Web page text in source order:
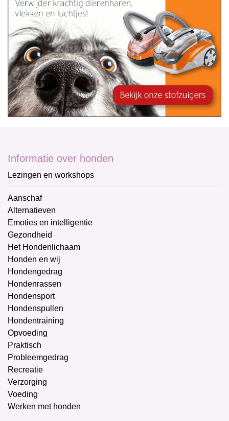
Informatie over honden
Lezingen en workshops
Aanschaf
Alternatieven
Emoties en intelligentie
Gezondheid
Het Hondenlichaam
Honden en wij
Hondengedrag
Hondenrassen
Hondensport
Hondenspullen
Hondentraining
Opvoeding
Praktisch
Probleemgedrag
Recreatie
Verzorging
Voeding
Werken met honden